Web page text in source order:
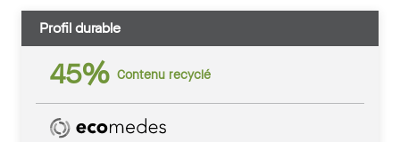
Profil durable
45% Contenu recyclé